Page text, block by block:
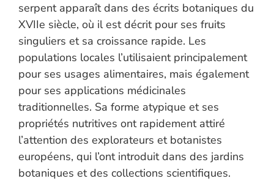
serpent apparaît dans des écrits botaniques du
XVIIe siècle, où il est décrit pour ses fruits
singuliers et sa croissance rapide. Les
populations locales l’utilisaient principalement
pour ses usages alimentaires, mais également
pour ses applications médicinales
traditionnelles. Sa forme atypique et ses
propriétés nutritives ont rapidement attiré
l’attention des explorateurs et botanistes
européens, qui l’ont introduit dans des jardins
botaniques et des collections scientifiques.